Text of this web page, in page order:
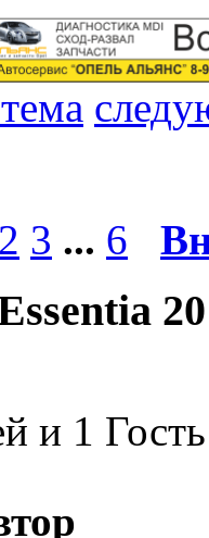
2 3 ... 6
и 1